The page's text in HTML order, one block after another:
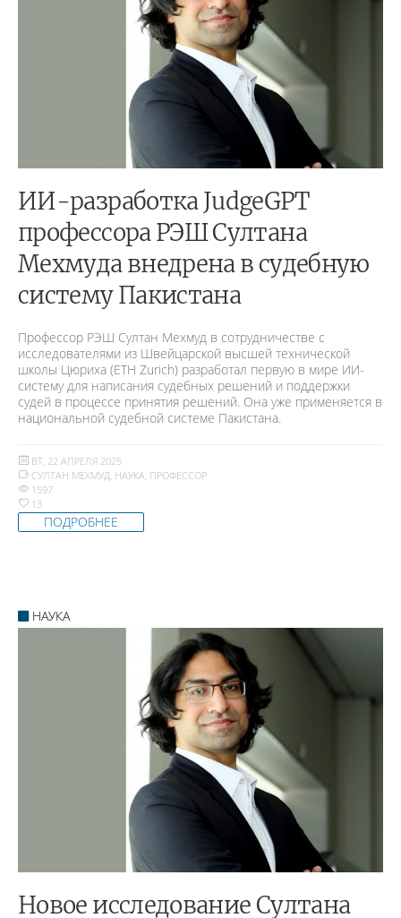
ИИ-разработка JudgeGPT
профессора РЭШ Султана
Мехмуда внедрена в судебную
систему Пакистана
Профессор РЭШ Султан Мехмуд в сотрудничестве с
исследователями из Швейцарской высшей технической
школы Цюриха (ETH Zurich) разработал первую в мире ИИ-
систему для написания судебных решений и поддержки
судей в процессе принятия решений. Она уже применяется в
национальной судебной системе Пакистана.
ВТ, 22 АПРЕЛЯ 2025
СУЛТАН МЕХМУД НАУКА ПРОФЕССОР
1597
13
ПОДРОБНЕЕ
НАУКА
Новое исследование Султана